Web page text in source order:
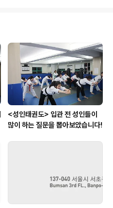
<성인태권도> 입관 전 성인들이
많이 하는 질문을 뽑아보았습니다!